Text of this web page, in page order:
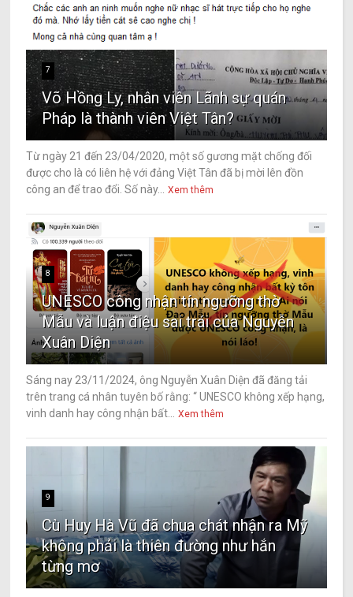
7
Võ Hồng Ly, nhân viên Lãnh sự quán
Pháp là thành viên Việt Tân?
Từ ngày 21 đến 23/04/2020, một số gương mặt chống đối
được cho là có liên hệ với đảng Việt Tân đã bị mời lên đồn
công an để trao đổi. Số này...
Xem thêm
8
UNESCO công nhận tín ngưỡng thờ
Mẫu và luận điệu sai trái của Nguyễn
Xuân Diện
Sáng nay 23/11/2024, ông Nguyễn Xuân Diện đã đăng tải
trên trang cá nhân tuyên bố rằng: “ UNESCO không xếp hạng,
vinh danh hay công nhận bất...
Xem thêm
9
Cù Huy Hà Vũ đã chua chát nhận ra Mỹ
không phải là thiên đường như hắn
từng mơ